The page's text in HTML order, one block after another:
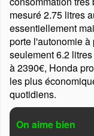
mesuré 2.75 litres
essentiellement
porte l'autonomie
seulement 6.2
à 2390€, Honda
les plus
quotidiens.
On aime bien